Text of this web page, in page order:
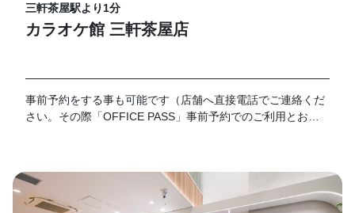
三軒茶屋駅より1分
カラオケ館 三軒茶屋店
事前予約をする事も可能です（店舗へ直接電話でご連絡くだ
さい。その際「OFFICE PASS」事前予約でのご利用とお伝
各店舗フロントにてお伺いお願い致します。